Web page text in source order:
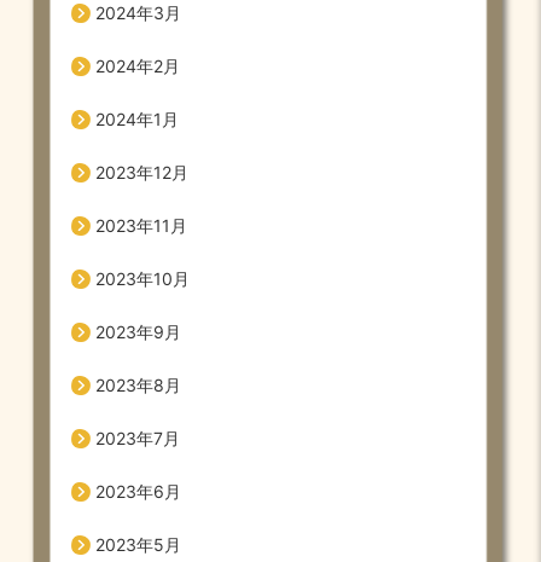
2024年3月
2024年2月
2024年1月
2023年12月
2023年11月
2023年10月
2023年9月
2023年8月
2023年7月
2023年6月
2023年5月